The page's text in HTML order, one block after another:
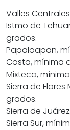
Valles
Istmo de
grados.
Papaloapan,
Costa, mínima
Mixteca,
Sierra de
grados.
Sierra de
Sierra Sur,